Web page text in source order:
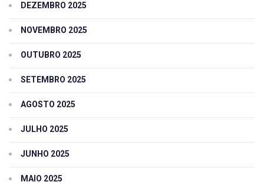
DEZEMBRO 2025
NOVEMBRO 2025
OUTUBRO 2025
SETEMBRO 2025
AGOSTO 2025
JULHO 2025
JUNHO 2025
MAIO 2025